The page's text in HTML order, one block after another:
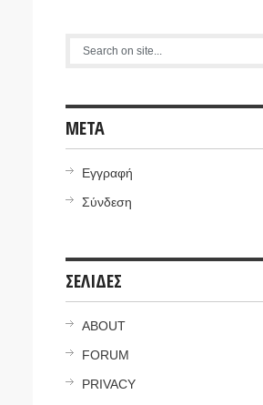
META
Εγγραφή
Σύνδεση
ΣΕΛΙΔΕΣ
ABOUT
FORUM
PRIVACY